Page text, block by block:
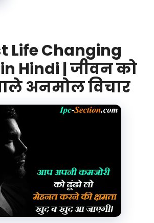
Life Changing
Hindi | जीवन को
अनमोल विचार